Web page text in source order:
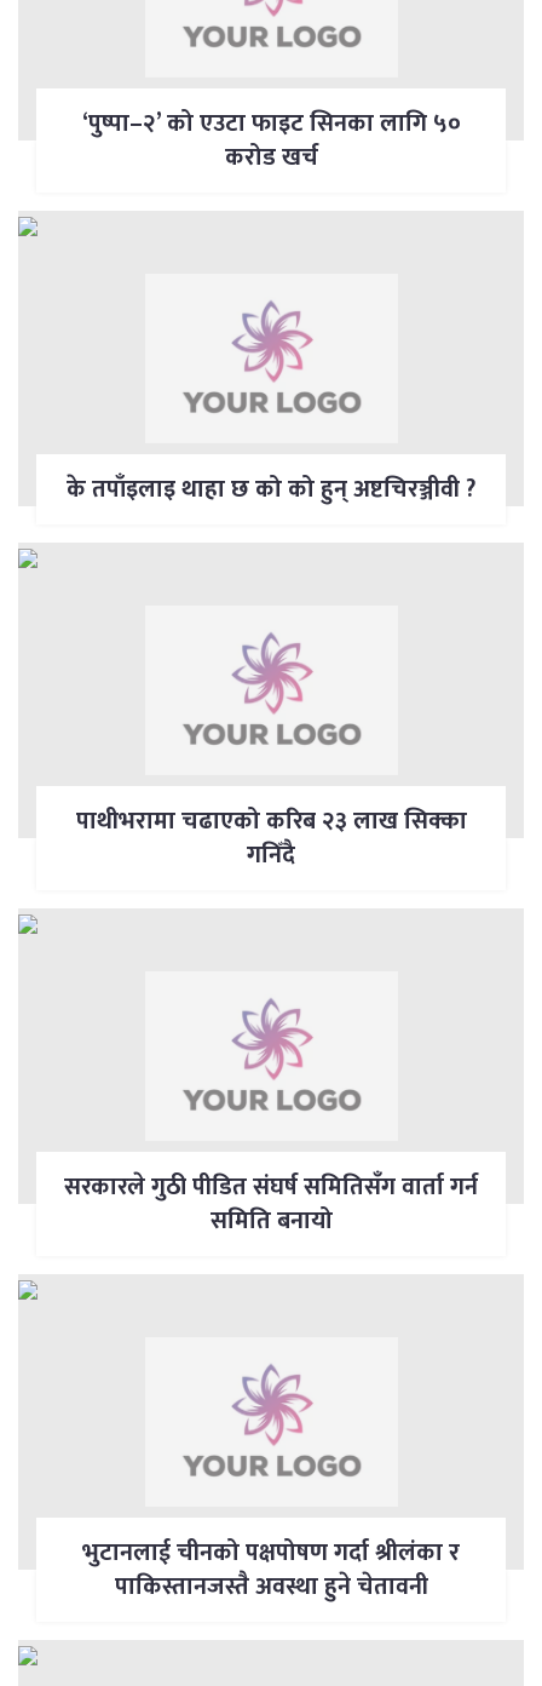
‘पुष्पा–२’ को एउटा फाइट सिनका लागि ५०
करोड खर्च
के तपाँइलाइ थाहा छ को को हुन् अष्टचिरञ्जीवी ?
पाथीभरामा चढाएको करिब २३ लाख सिक्का
गनिँदै
सरकारले गुठी पीडित संघर्ष समितिसँग वार्ता गर्न
समिति बनायो
भुटानलाई चीनको पक्षपोषण गर्दा श्रीलंका र
पाकिस्तानजस्तै अवस्था हुने चेतावनी